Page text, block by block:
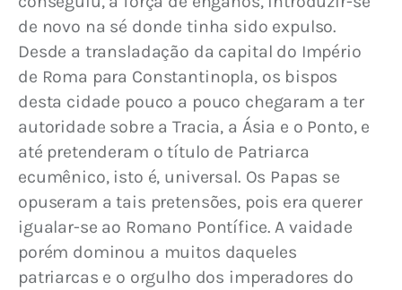
de novo na sé donde tinha sido expulso.
Desde a transladação da capital do Império
de Roma para Constantinopla, os bispos
desta cidade pouco a pouco chegaram a ter
autoridade sobre a Tracia, a Ásia e o Ponto, e
até pretenderam o título de Patriarca
ecumênico, isto é, universal. Os Papas se
opuseram a tais pretensões, pois era querer
igualar-se ao Romano Pontífice. A vaidade
porém dominou a muitos daqueles
patriarcas e o orgulho dos imperadores do